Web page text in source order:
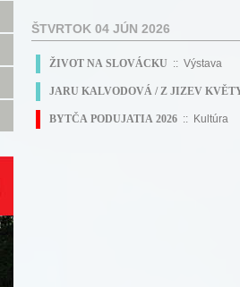
ŠTVRTOK 04 JÚN 2026
ŽIVOT NA SLOVÁCKU :: Výstava
JARU KALVODOVÁ / Z JIZEV
BYTČA PODUJATIA 2026 :: Kultúra